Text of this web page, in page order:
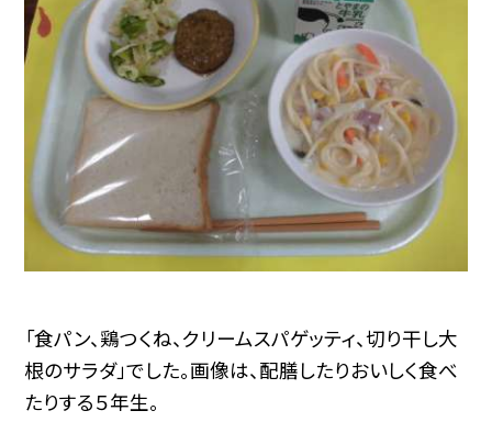
「食パン、鶏つくね、クリームスパゲッティ、切り干し大
根のサラダ」でした。画像は、配膳したりおいしく食べ
たりする５年生。